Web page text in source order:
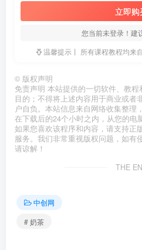
立即购
您当前未登录！建
温馨提示丨 所有课程教程均来
© 版权声明
免责声明 本站提供的一切软件、教
目的；不得将上述内容用于商业或者
户自负。本站信息来自网络收集整理
在下载后的24个小时之内，从您的电
如果您喜欢该程序和内容，请支持正
服务。我们非常重视版权问题，如有
请谅解！
THE
中创网
# 奶茶